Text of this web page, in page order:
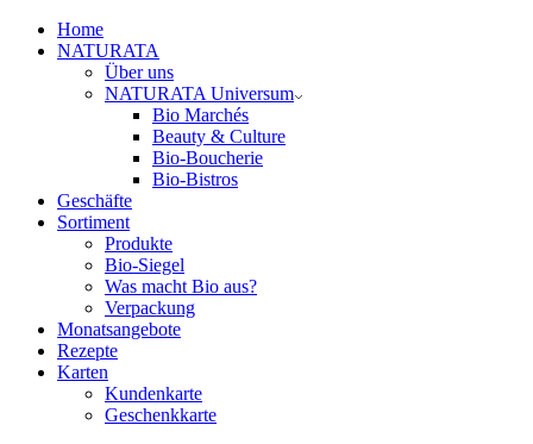
Home
NATURATA
Über uns
NATURATA Universum
Bio Marchés
Beauty & Culture
Bio-Boucherie
Bio-Bistros
Geschäfte
Sortiment
Produkte
Bio-Siegel
Was macht Bio aus?
Verpackung
Monatsangebote
Rezepte
Karten
Kundenkarte
Geschenkkarte